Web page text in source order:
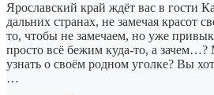
Ярославский край ждёт вас в гости
дальних странах, не замечая красот
то, чтобы не замечаем, но уже
просто всё бежим куда-то, а
узнать о своём родном уголке? Вы
…